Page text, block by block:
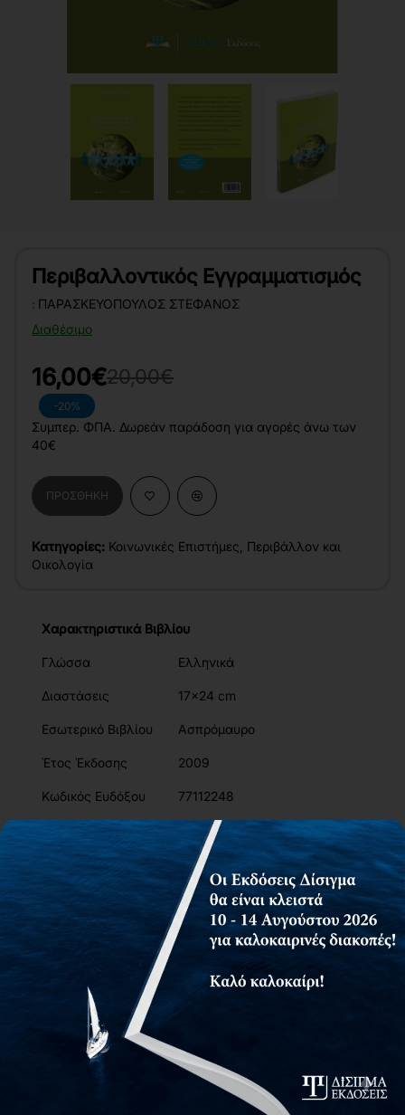
Περιβαλλοντικός Εγγραμματισμός
Διαθέσιμο
: ΠΑΡΑΣΚΕΥΌΠΟΥΛΟΣ ΣΤΈΦΑΝΟΣ
-20%
16,00€20,00€
Συμπερ. ΦΠΑ. Δωρεάν παράδοση για αγορές άνω των
40€
ΠΡΟΣΘΉΚΗ
Κατηγορίες: Κοινωνικές Επιστήμες Περιβάλλον και
Οικολογία
Χαρακτηριστικά Βιβλίου
Γλώσσα Ελληνικά
Διαστάσεις 17x24 cm
Εσωτερικό Βιβλίου Ασπρόμαυρο
Έτος Έκδοσης 2009
Κωδικός Ευδόξου 77112248
Σελίδες 168
ISBN 978-960-9904-81-0
Βάρος 0.30kg
Περιγραφή Περιεχόμενα
Αίτημα για δωρεάν αντίτυπο